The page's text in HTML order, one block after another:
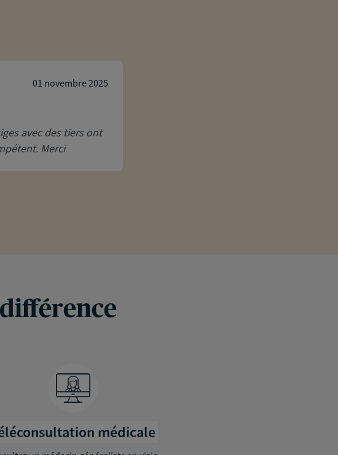
01 novembre 2025
avec des tiers ont
Merci
médicale